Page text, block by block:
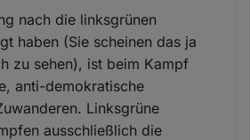
nach die linksgrünen
haben (Sie scheinen das ja
zu sehen), ist beim Kampf
anti-demokratische
Linksgrüne
ausschließlich die